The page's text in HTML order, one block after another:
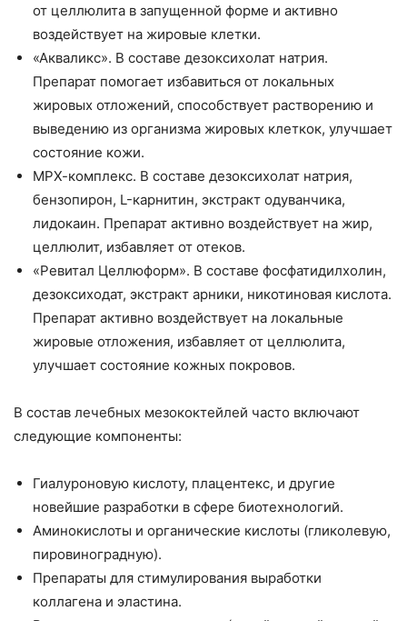
от целлюлита в запущенной форме и активно
воздействует на жировые клетки.
«Акваликс». В составе дезоксихолат натрия.
Препарат помогает избавиться от локальных
жировых отложений, способствует растворению и
выведению из организма жировых клеткок, улучшает
состояние кожи.
МРХ-комплекс. В составе дезоксихолат натрия,
бензопирон, L-карнитин, экстракт одуванчика,
лидокаин. Препарат активно воздействует на жир,
целлюлит, избавляет от отеков.
«Ревитал Целлюформ». В составе фосфатидилхолин,
дезоксиходат, экстракт арники, никотиновая кислота.
Препарат активно воздействует на локальные
жировые отложения, избавляет от целлюлита,
улучшает состояние кожных покровов.
В состав лечебных мезококтейлей часто включают
следующие компоненты:
Гиалуроновую кислоту, плацентекс, и другие
новейшие разработки в сфере биотехнологий.
Аминокислоты и органические кислоты (гликолевую,
пировиноградную).
Препараты для стимулирования выработки
коллагена и эластина.